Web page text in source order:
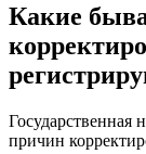
Какие
Государственная
причин